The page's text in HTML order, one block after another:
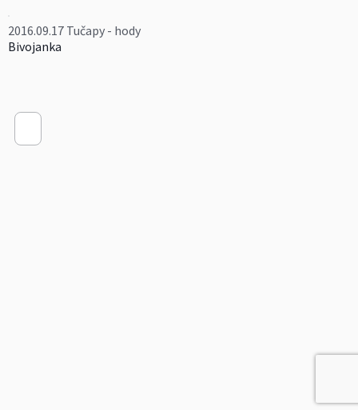
2016.09.17 Tučapy - hody
Bivojanka